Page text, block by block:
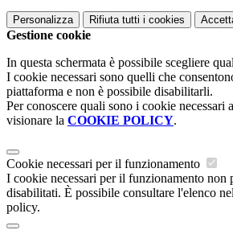
Personalizza Rifiuta tutti i cookies
Gestione cookie
In questa schermata è possibile scegliere
I cookie necessari sono quelli che
piattaforma e non è possibile disabilitarli.
Per conoscere quali sono i cookie necessari
visionare la COOKIE POLICY.
Cookie necessari per il funzionamento
I cookie necessari per il funzionamento non
disabilitati. È possibile consultare l'elenco
policy.